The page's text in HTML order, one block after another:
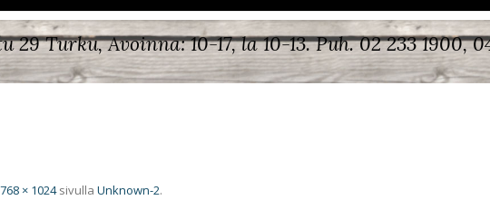
29 Turku, Avoinna: 10-17, la 10-13.Puh. 02 233 1900,
768 × 1024sivulla Unknown-2.